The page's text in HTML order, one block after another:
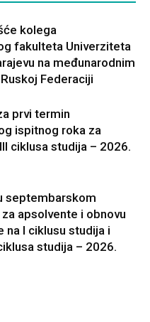
kolega
fakulteta Univerziteta
na međunarodnim
Federaciji
prvi termin
ispitnog roka za
ciklusa studija – 2026.
septembarskom
apsolvente i obnovu
na I ciklusu studija i
studija – 2026.